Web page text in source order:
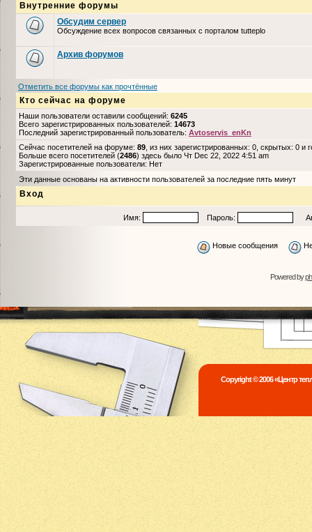
Внутренние форумы
Обсудим сервер
Обсуждение всех вопросов связанных с порталом tutteplo
Архив форумов
Отметить все форумы как прочтённые
Кто сейчас на форуме
Наши пользователи оставили сообщений: 6245
Всего зарегистрированных пользователей: 14673
Последний зарегистрированный пользователь: Avtoservis_enKn
Сейчас посетителей на форуме: 89 , из них зарегистрированных: 0, скрытых: 0
Больше всего посетителей (2486) здесь было Чт Dec 22, 2022 4:51 am
Зарегистрированные пользователи: Нет
Эти данные основаны на активности пользователей за последние пять минут
Вход
Имя: Пароль:
Новые сообщения
Powered by
Copyright © 2006 «Центр